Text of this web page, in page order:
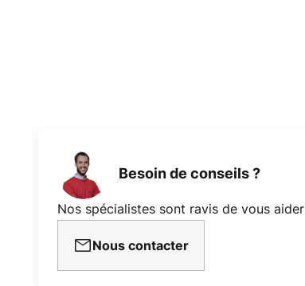
Besoin de conseils ?
Nos spécialistes sont ravis de vous aider
Nous contacter